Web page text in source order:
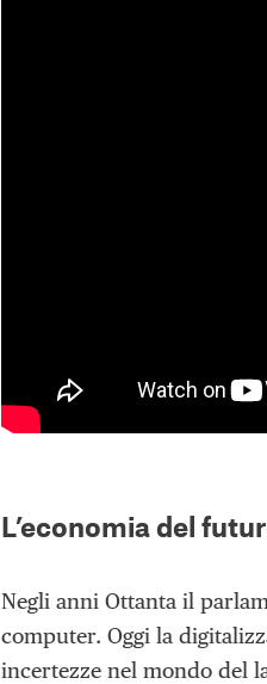
L’economia del
Negli anni Ottanta il
computer. Oggi la
incertezze nel mondo del